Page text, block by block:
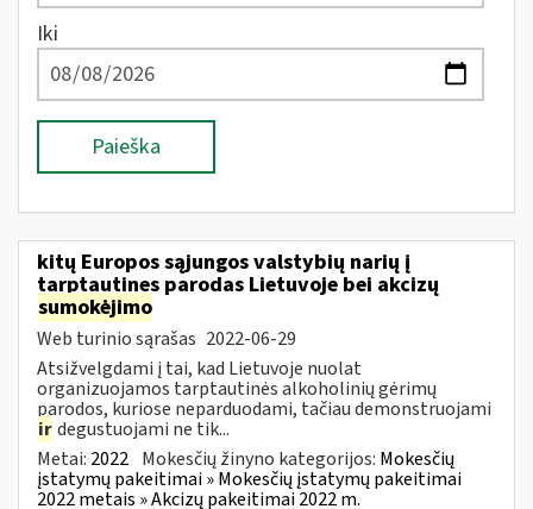
Iki
Paieška
kitų Europos sąjungos valstybių narių į
tarptautines parodas Lietuvoje bei akcizų
sumokėjimo
Web turinio sąrašas 2022-06-29
Atsižvelgdami į tai, kad Lietuvoje nuolat
organizuojamos tarptautinės alkoholinių gėrimų
parodos, kuriose neparduodami, tačiau demonstruojami
irdegustuojami ne tik...
Metai: 2022 Mokesčių žinyno kategorijos: Mokesčių
įstatymų pakeitimai » Mokesčių įstatymų pakeitimai
2022 metais » Akcizų pakeitimai 2022 m.